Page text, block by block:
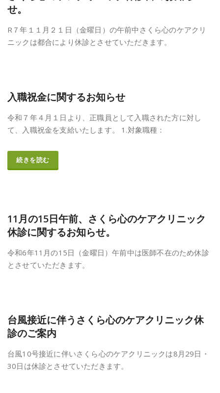
せ。
R７年１１月２１日（金曜日）の午前中さくら心のケアクリ
ニックは都合により休診とさせていただきます。
入職祝金に関するお知らせ
令和７年４月１日より、正職員として入職された方に対し
て、入職祝金を支給いたします。 1.対象職種：
続きを読む
11月の15日午前、さくら心のケアクリニック
休診に関するお知らせ。
令和6年11月の15日（金曜日）午前中は医師不在のため休診
とさせていただきます。
台風接近に伴うさくら心のケアクリニック休
診のご案内
台風10号接近に伴いさくら心のケアクリニックは8月29日・
30日は休診とさせていただきます。